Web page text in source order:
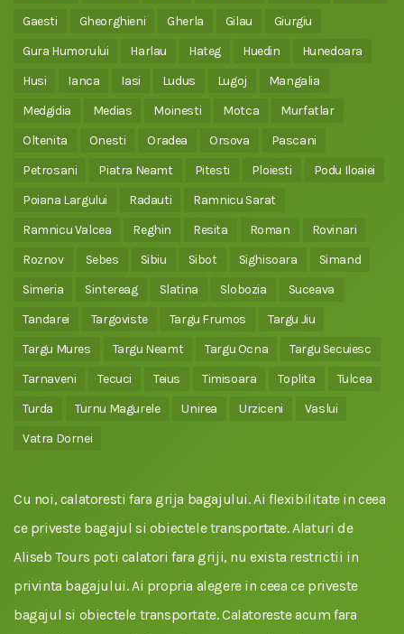
Gaesti
Gheorghieni Gherla Gilau
Giurgiu
Gura Humorului
Harlau Hateg Huedin
Hunedoara
Husi
Ianca Iasi Ludus Lugoj
Mangalia
Medgidia
Medias Moinesti Motca
Murfatlar
Oltenita
Onesti Oradea Orsova
Pascani
Petrosani
Piatra Neamt Pitesti Ploiesti
Podu Iloaiei
Poiana Largului
Radauti
Ramnicu Sarat
Ramnicu Valcea
Reghin Resita Roman
Rovinari
Roznov
Sebes Sibiu Sibot Sighisoara
Simand
Simeria
Sintereag Slatina Slobozia
Suceava
Tandarei
Targoviste Targu Frumos
Targu Jiu
Targu Mures
Targu Neamt Targu Ocna
Targu Secuiesc
Tarnaveni
Tecuci Teius Timisoara Toplita
Tulcea
Turda
Turnu Magurele Unirea Urziceni
Vaslui
Vatra Dornei
Cu noi, calatoresti fara grija bagajului. Ai flexibilitate in ceea
ce priveste bagajul si obiectele transportate. Alaturi de
Aliseb Tours poti calatori fara griji, nu exista restrictii in
privinta bagajului. Ai propria alegere in ceea ce priveste
bagajul si obiectele transportate. Calatoreste acum fara